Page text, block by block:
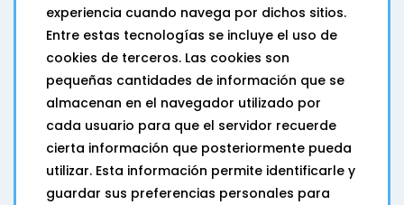
experiencia cuando navega por dichos sitios.
Entre estas tecnologías se incluye el uso de
cookies de terceros. Las cookies son
pequeñas cantidades de información que se
almacenan en el navegador utilizado por
cada usuario para que el servidor recuerde
cierta información que posteriormente pueda
utilizar. Esta información permite identificarle y
guardar sus preferencias personales para